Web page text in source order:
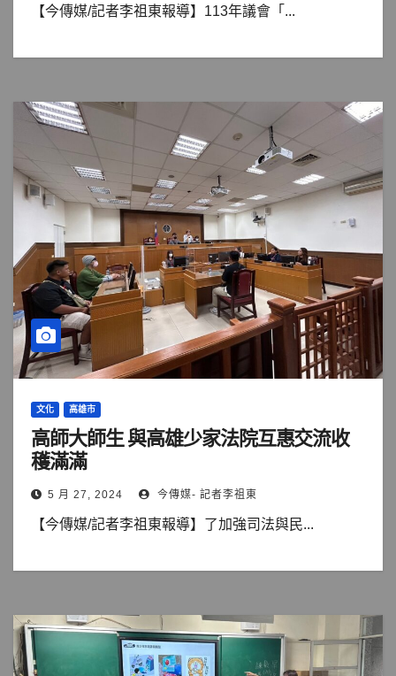
【今傳媒/記者李祖東報導】113年議會「...
文化 高雄市
高師大師生 與高雄少家法院互惠交流收
穫滿滿
5 月 27, 2024 今傳媒- 記者李祖東
【今傳媒/記者李祖東報導】了加強司法與民...